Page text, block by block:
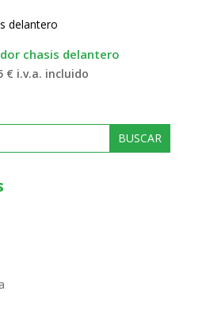
chasis delantero
€ i.v.a. incluido